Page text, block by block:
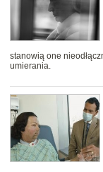
stanowią one
umierania.